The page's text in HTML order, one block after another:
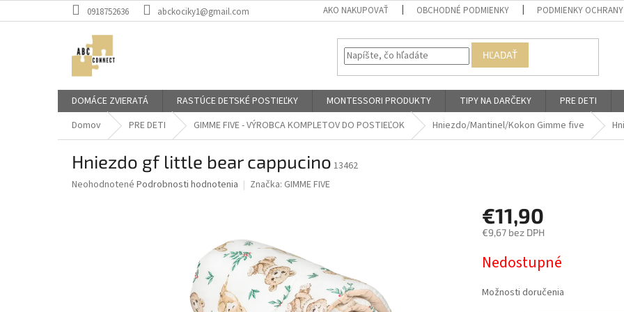
na
0918752636 abckociky1@gmail.com AKO NAKUPOVAŤ OBCHODNÉ PODMIENKY PODMIENKY OCHRANY
HĽADAŤ
DOMÁCE ZVIERATÁ RASTÚCE DETSKÉ POSTIEĽKY MONTESSORI PRODUKTY TIPY NA DARČEKY PRE DETI
Domov
PRE DETI GIMME FIVE - VÝROBCA KOMPLETOV DO POSTIEĽOK Hniezdo/Mantinel/Kokon Gimme five
Hniezdo gf little bear cappucino 13462
Priemerné
Neohodnotené Podrobnosti hodnotenia Značka: GIMME FIVE
€11,90
€9,67 bez DPH
cena:
Nedostupné
Možnosti doručenia